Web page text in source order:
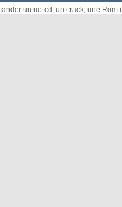
un no-cd, un crack, une